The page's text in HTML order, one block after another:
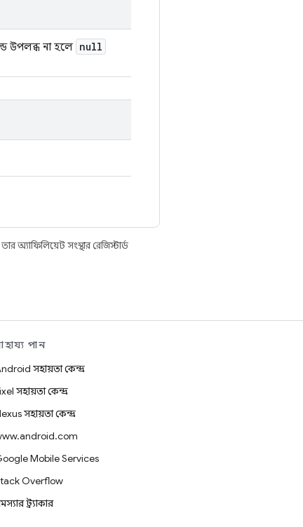
উপলব্ধ না হলে null
অ্যাফিলিয়েট সংস্থার রেজিস্টার্ড
পান
সহায়তা কেন্দ্র
সহায়তা কেন্দ্র
সহায়তা কেন্দ্র
Mobile Services
Overflow
ট্র্যাকার